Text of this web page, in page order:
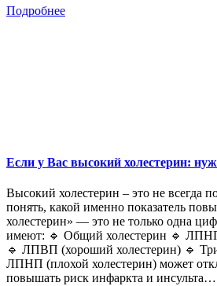
Подробнее
Если у Вас высокий холестерин:
Высокий холестерин – это не всегда
понять, какой именно показатель
холестерин» — это не только одна
имеют: 🔹 Общий холестерин 🔹
🔹 ЛПВП (хороший холестерин) 🔹
ЛПНП (плохой холестерин) может
повышать риск инфаркта и